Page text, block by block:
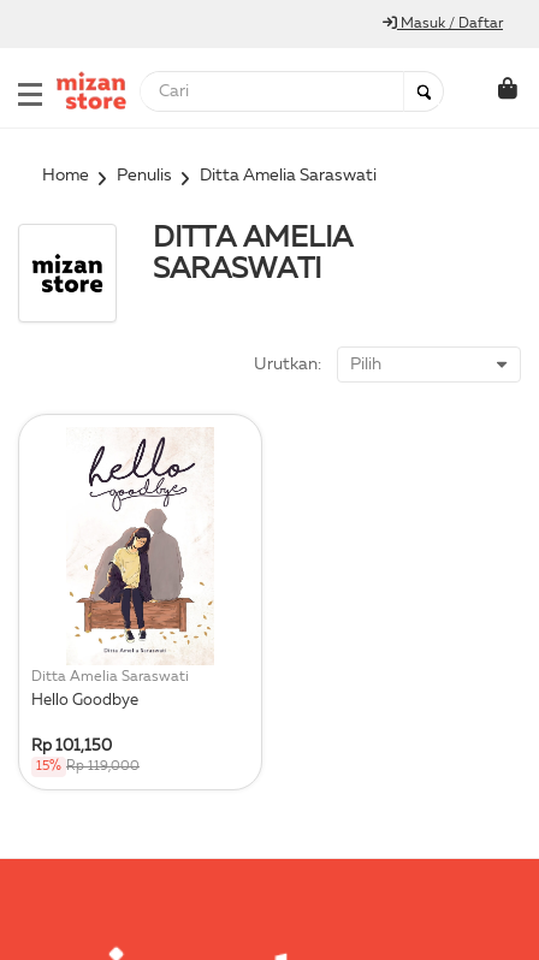
Masuk / Daftar
Home Penulis Ditta Amelia Saraswati
DITTA AMELIA
SARASWATI
Urutkan:
Ditta Amelia Saraswati
Hello Goodbye
Rp 101,150
15% Rp 119,000